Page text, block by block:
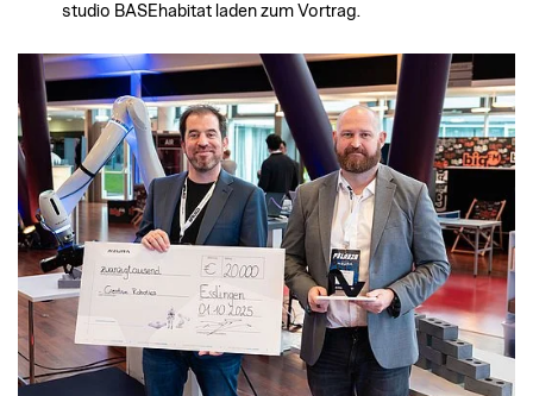
studio BASEhabitat laden zum Vortrag.